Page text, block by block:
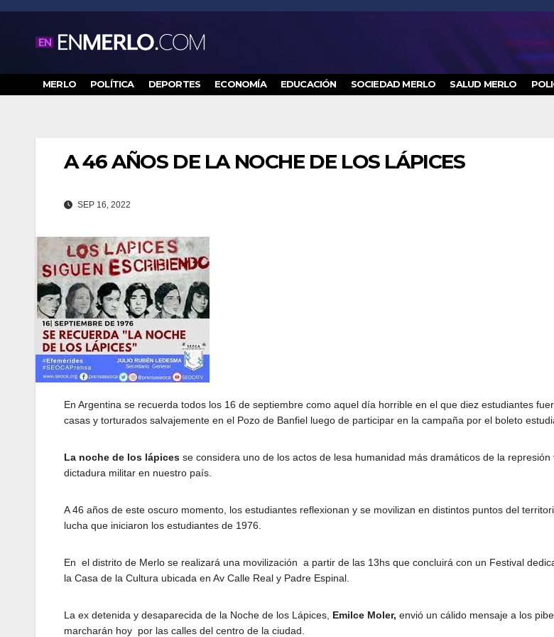
Saltar
contenido
MERLO POLÍTICA DEPORTES ECONOMÍA EDUCACIÓN SOCIEDAD MERLO SALUD MERLO
A 46 AÑOS DE LA NOCHE DE LOS LÁPICES
SEP 16, 2022
En Argentina se recuerda todos los 16 de septiembre como aquel día horrible en el que diez estudiantes
casas y torturados salvajemente en el Pozo de Banfiel luego de participar en la campaña por el boleto
La noche de los lápices se considera uno de los actos de lesa humanidad más dramáticos de la represión
dictadura militar en nuestro país.
A 46 años de este oscuro momento, los estudiantes reflexionan y se movilizan en distintos puntos del
lucha que iniciaron los estudiantes de 1976.
En el distrito de Merlo se realizará una movilización a partir de las 13hs que concluirá con un Festival
la Casa de la Cultura ubicada en Av Calle Real y Padre Espinal.
La ex detenida y desaparecida de la Noche de los Lápices, Emilce Moler, envió un cálido mensaje a los
marcharán hoy por las calles del centro de la ciudad.